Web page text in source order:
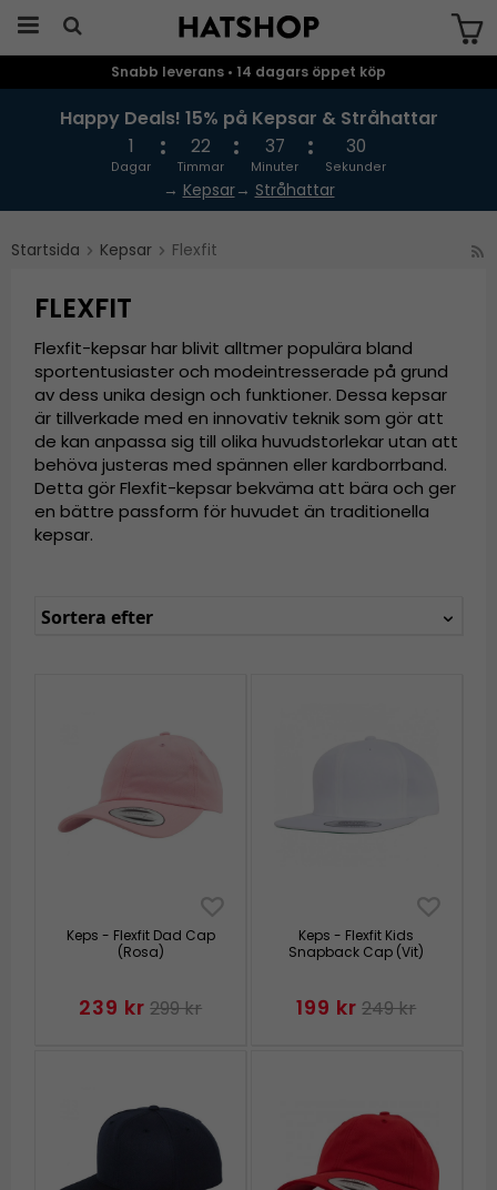
Snabb leverans • 14 dagars öppet köp
Happy Deals! 15% på Kepsar & Stråhattar
1
Dagar
22
Timmar
37
Minuter
30
Sekunder
→ Kepsar→ Stråhattar
Startsida Kepsar Flexfit
FLEXFIT
Flexfit-kepsar har blivit alltmer populära bland
sportentusiaster och modeintresserade på grund
av dess unika design och funktioner. Dessa kepsar
är tillverkade med en innovativ teknik som gör att
de kan anpassa sig till olika huvudstorlekar utan att
behöva justeras med spännen eller kardborrband.
Detta gör Flexfit-kepsar bekväma att bära och ger
en bättre passform för huvudet än traditionella
kepsar.
Sortera efter
Keps - Flexfit Dad Cap
(Rosa)
239 kr 299 kr
Keps - Flexfit Kids
Snapback Cap (Vit)
199 kr 249 kr